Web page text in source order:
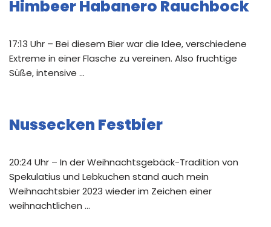
Himbeer Habanero Rauchbock
17:13 Uhr – Bei diesem Bier war die Idee, verschiedene
Extreme in einer Flasche zu vereinen. Also fruchtige
Süße, intensive …
Nussecken Festbier
20:24 Uhr – In der Weihnachtsgebäck-Tradition von
Spekulatius und Lebkuchen stand auch mein
Weihnachtsbier 2023 wieder im Zeichen einer
weihnachtlichen …